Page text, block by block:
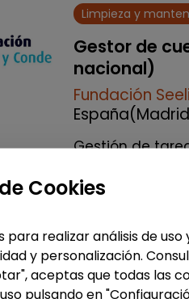
Limpieza y
Gestor de
nacional)
Fundación
Gestión de
Auditorías
incidencias
% de respuesta:
Cookies
para realizar análisis de
y personalización.
aceptas que todas las
pulsando en